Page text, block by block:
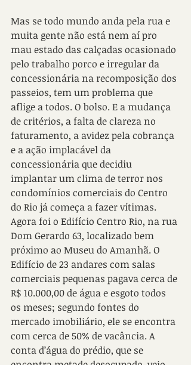
Mas se todo mundo anda pela rua e
muita gente não está nem aí pro
mau estado das calçadas ocasionado
pelo trabalho porco e irregular da
concessionária na recomposição dos
passeios, tem um problema que
aflige a todos. O bolso. E a mudança
de critérios, a falta de clareza no
faturamento, a avidez pela cobrança
e a ação implacável da
concessionária que decidiu
implantar um clima de terror nos
condomínios comerciais do Centro
do Rio já começa a fazer vítimas.
Agora foi o Edifício Centro Rio, na rua
Dom Gerardo 63, localizado bem
próximo ao Museu do Amanhã. O
Edifício de 23 andares com salas
comerciais pequenas pagava cerca de
R$ 10.000,00 de água e esgoto todos
os meses; segundo fontes do
mercado imobiliário, ele se encontra
com cerca de 50% de vacância. A
conta d’água do prédio, que se